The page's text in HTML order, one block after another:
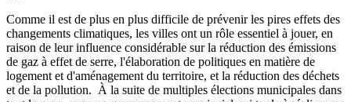
Comme il est de plus en plus difficile de prévenir les pires effets des
changements climatiques, les villes ont un rôle essentiel à jouer, en
raison de leur influence considérable sur la réduction des émissions
de gaz à effet de serre, l'élaboration de politiques en matière de
logement et d'aménagement du territoire, et la réduction des déchets
et de la pollution. À la suite de multiples élections municipales dans